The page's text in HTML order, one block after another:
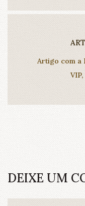
Artigo com a
DEIXE UM